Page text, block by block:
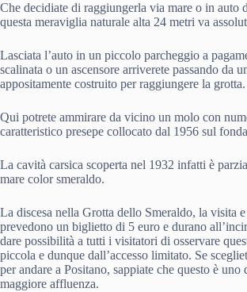
Che decidiate di raggiungerla via mare o in auto
questa meraviglia naturale alta 24 metri va
Lasciata l’auto in un piccolo parcheggio a
scalinata o un ascensore arriverete passando da
appositamente costruito per raggiungere la grotta.
Qui potrete ammirare da vicino un molo con
caratteristico presepe collocato dal 1956 sul
La cavità carsica scoperta nel 1932 infatti è
mare color smeraldo.
La discesa nella Grotta dello Smeraldo, la visita
prevedono un biglietto di 5 euro e durano
dare possibilità a tutti i visitatori di osservare
piccola e dunque dall’accesso limitato. Se
per andare a Positano, sappiate che questo è uno
maggiore affluenza.